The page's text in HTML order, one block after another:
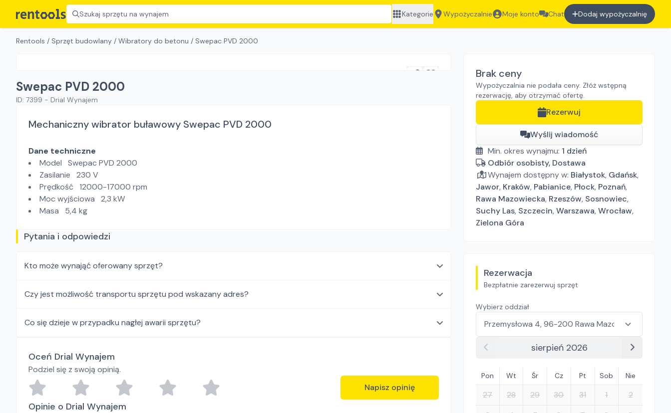
Szukaj sprzętu na wynajem Kategorie Wypożyczalnie Moje konto Chat Dodaj wypożyczalnię
Rentools / Sprzęt budowlany / Wibratory do betonu / Swepac PVD 2000
Swepac PVD 2000
ID: 7399 - Drial Wynajem
Brak ceny
Wypożyczalnia nie podała ceny. Złóż wstępną
rezerwację, aby otrzymać ofertę.
Rezerwuj
Wyślij wiadomość
Min. okres wynajmu: 1 dzień
Odbiór osobisty, Dostawa
Wynajem dostępny w: Białystok, Gdańsk,
Jawor, Kraków, Pabianice, Płock, Poznań,
Rawa Mazowiecka, Rzeszów, Sosnowiec,
Suchy Las, Szczecin,Warszawa,Wrocław,
Zielona Góra
Rezerwacja
Bezpłatnie zarezerwuj sprzęt
Wybierz oddział
sierpień 2026
Pon Wt Śr Cz Pt Sob Nie
27 28 29 30 31 1
2
Mechaniczny wibrator buławowy Swepac PVD 2000
Dane techniczne
Model Swepac PVD 2000
Zasilanie 230 V
Prędkość 12000-17000 rpm
Moc wyjściowa 2,3 kW
Masa 5,4 kg
Pytania i odpowiedzi
Kto może wynająć oferowany sprzęt?
Czy jest możliwość transportu sprzętu pod wskazany adres?
Co się dzieje w przypadku nagłej awarii sprzętu?
Oceń Drial Wynajem
Podziel się z swoją opinią.
Napisz opinię
Opinie o Drial Wynajem